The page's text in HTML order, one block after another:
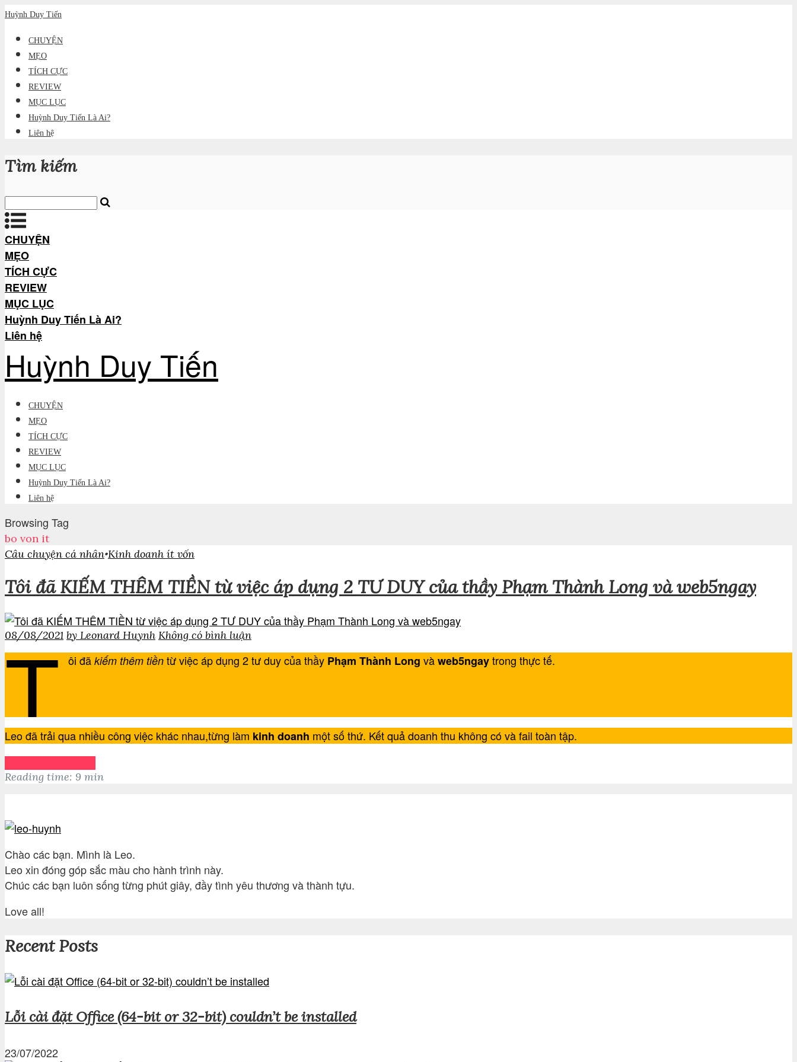
Huỳnh Duy Tiến
CHUYỆN
MẸO
TÍCH CỰC
REVIEW
MỤC LỤC
Huỳnh Duy Tiến Là Ai?
Liên hệ
Tìm kiếm
CHUYỆN
MẸO
TÍCH CỰC
REVIEW
MỤC LỤC
Huỳnh Duy Tiến Là Ai?
Liên hệ
Huỳnh Duy Tiến
CHUYỆN
MẸO
TÍCH CỰC
REVIEW
MỤC LỤC
Huỳnh Duy Tiến Là Ai?
Liên hệ
Browsing Tag
bo von it
Câu chuyện cá nhân•Kinh doanh ít vốn
Tôi đã KIẾM THÊM TIỀN từ việc áp dụng 2 TƯ DUY của thầy Phạm Thành Long và web5ngay
08/08/2021 by Leonard Huynh Không có bình luận
T ôi đãkiếm thêm tiền từ việc áp dụng 2 tư duy của thầy Phạm Thành Longvàweb5ngaytrong thực tế.
Leo đã trải qua nhiều công việc khác nhau,từng làm kinh doanh một số thứ. Kết quả doanh thu không có và fail toàn tập.
Reading time: 9 min
Chào các bạn. Mình là Leo.
Leo xin đóng góp sắc màu cho hành trình này.
Chúc các bạn luôn sống từng phút giây, đầy tình yêu thương và thành tựu.
Love all!
Recent Posts
Lỗi cài đặt Office (64-bit or 32-bit) couldn’t be installed
23/07/2022